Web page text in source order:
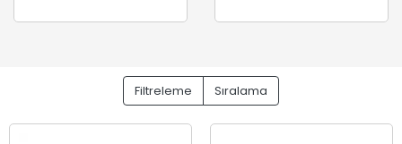
Filtreleme Sıralama